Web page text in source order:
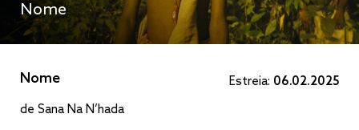
Nome
Nome Estreia: 06.02.2025
de Sana Na N’hada